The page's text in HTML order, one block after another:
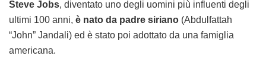
Steve Jobs, diventato uno degli uomini più influenti degli
ultimi 100 anni, è nato da padre siriano (Abdulfattah
“John” Jandali) ed è stato poi adottato da una famiglia
americana.